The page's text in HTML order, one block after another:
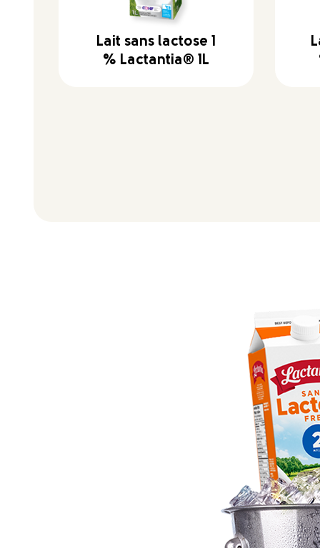
Lait sans lactose 1
% Lactantia® 1L